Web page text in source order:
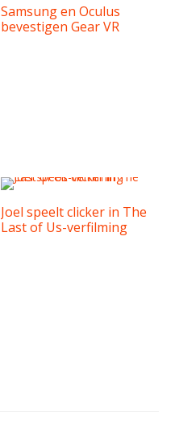
Samsung en Oculus
bevestigen Gear VR
Joel speelt clicker in The
Last of Us-verfilming